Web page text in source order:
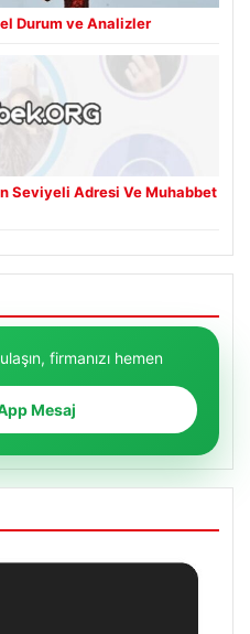
Durum ve Analizler
Seviyeli Adresi Ve Muhabbet
firmanızı hemen
Mesaj